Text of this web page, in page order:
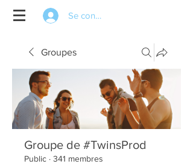
Se connecter
Groupes
Groupe de #TwinsProd
Public · 341 membres